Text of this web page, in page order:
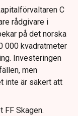
C
rådgivare i
på det norska
000 kvadratmeter
Investeringen
men
inte är säkert att
FF Skagen.